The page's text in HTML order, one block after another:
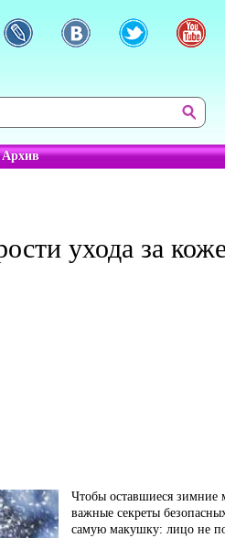
Архив
ухода за
Чтобы оставшиеся зимние
важные секреты
самую макушку: лицо не